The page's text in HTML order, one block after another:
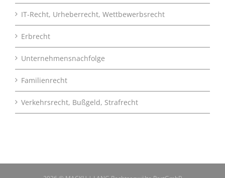
IT-Recht, Urheberrecht, Wettbewerbsrecht
Erbrecht
Unternehmensnachfolge
Familienrecht
Verkehrsrecht, Bußgeld, Strafrecht